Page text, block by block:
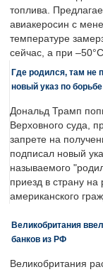
топлива.
авиакеросин с
температуре
сейчас, а при
Где родился, там не
новый указ по
Дональд Трамп
Верховного суда,
запрете на
подписал новый
называемого
приезд в страну
американского
Великобритания
банков из РФ
Великобритания